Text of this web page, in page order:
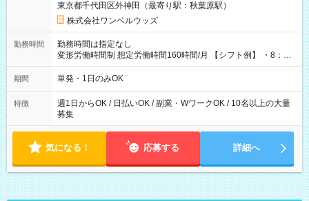
東京都千代田区外神田（最寄り駅：秋葉原駅）
株式会社ワンベルウッズ
勤務時間
勤務時間は指定なし
変形労働時間制 想定労働時間160時間/月 【シフト例】 ・8：00
～21：00
期間 単発・1日のみOK
特徴
週1日からOK / 日払いOK / 副業・WワークOK / 10名以上の大量
募集
気になる！ 応募する 詳細へ